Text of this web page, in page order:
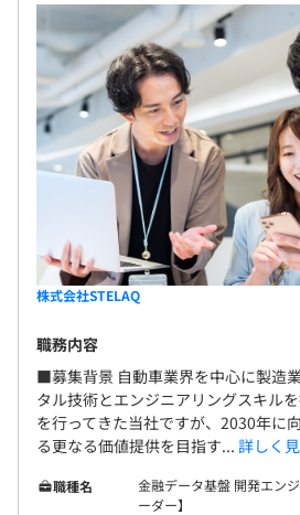
株式会社STELAQ
職務内容
■募集背景 自動車業界を中心に製造
タル技術とエンジニアリングスキル
を行ってきた当社ですが、2030年に
る更なる価値提供を目指す... 詳しく
職種名
金融データ基盤 開発エン
ーダー】